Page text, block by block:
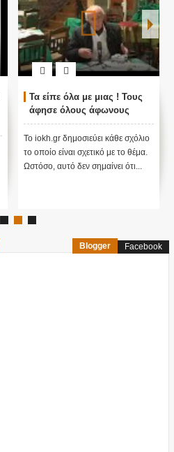
Τα είπε όλα με μιας ! Τους
άφησε όλους άφωνους
Το iokh.gr δημοσιεύει κάθε σχόλιο
το οποίο είναι σχετικό με το θέμα.
Ωστόσο, αυτό δεν σημαίνει ότι...
Blogger Facebook